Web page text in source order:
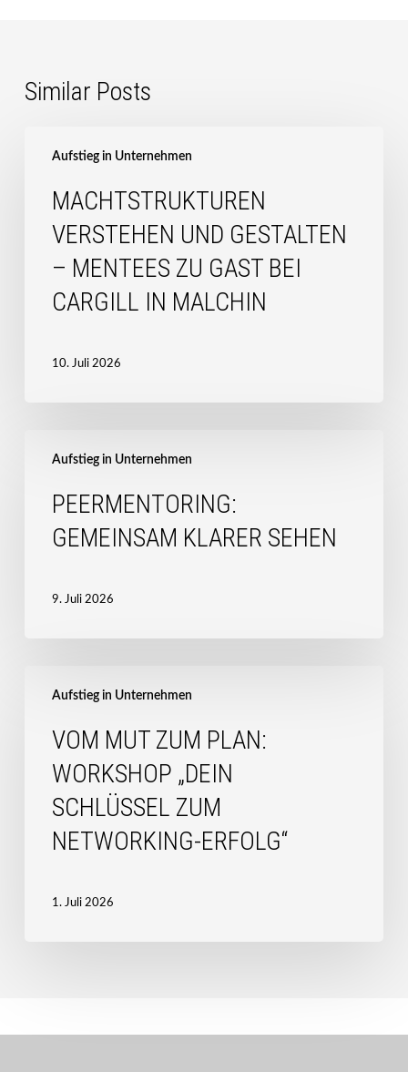
Similar Posts
Aufstieg in Unternehmen
verstehen
gestalten
Mentees
Gast
MACHTSTRUKTUREN
VERSTEHEN UND GESTALTEN
– MENTEES ZU GAST BEI
CARGILL IN MALCHIN
10. Juli 2026
Aufstieg in Unternehmen
Gemeinsam
sehenPEERMENTORING:
GEMEINSAM KLARER SEHEN
9. Juli 2026
Aufstieg in Unternehmen
Mut
Plan:
Workshop
„Dein
Schlüssel
Networking-
VOM MUT ZUM PLAN:
WORKSHOP „DEIN
SCHLÜSSEL ZUM
NETWORKING-ERFOLG“
1. Juli 2026